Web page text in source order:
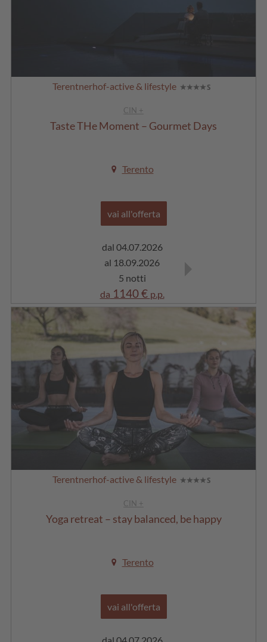
Terentnerhof-active & lifestyle
CIN +
Taste THe Moment – Gourmet Days
Terento
vai all'offerta
dal 04.07.2026
al 18.09.2026
5 notti
da 1140 € p.p.
Terentnerhof-active & lifestyle
CIN +
Yoga retreat – stay balanced, be happy
Terento
vai all'offerta